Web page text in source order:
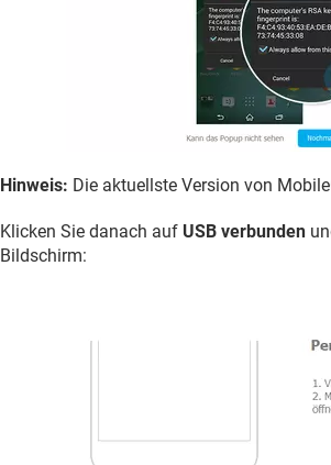
Hinweis: Die aktuellste Version von
Klicken Sie danach auf USB verbunden
Bildschirm: